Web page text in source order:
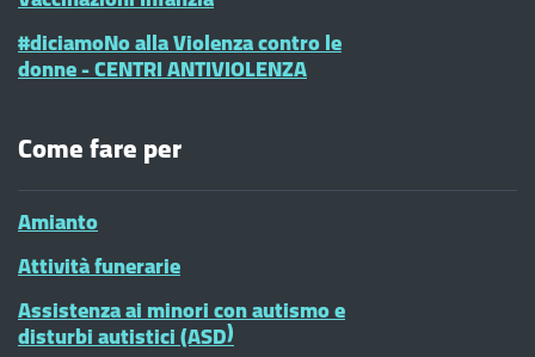
#diciamoNo alla Violenza contro le
donne - CENTRI ANTIVIOLENZA
Come fare per
Amianto
Attività funerarie
Assistenza ai minori con autismo e
disturbi autistici (ASD)